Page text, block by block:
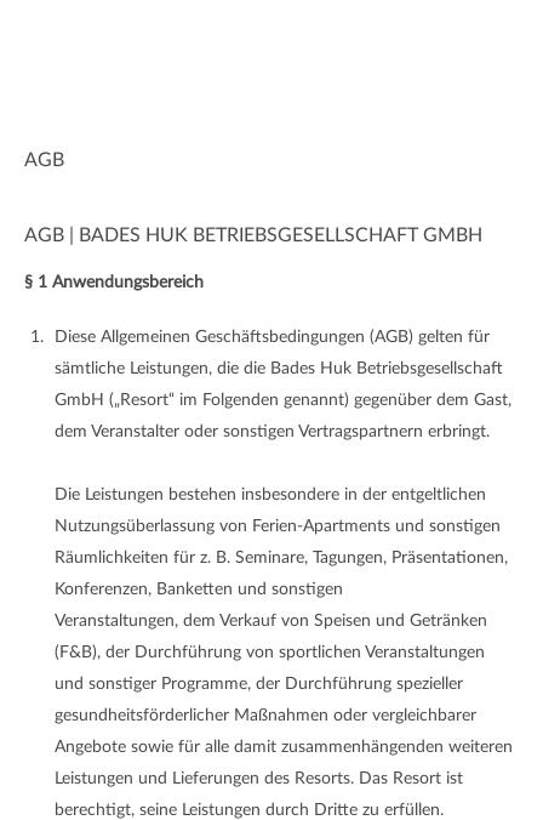
AGB
AGB | BADES HUK BETRIEBSGESELLSCHAFT GMBH
§ 1 Anwendungsbereich
Diese Allgemeinen Geschäftsbedingungen (AGB) gelten für
sämtliche Leistungen, die die Bades Huk Betriebsgesellschaft
GmbH („Resort“ im Folgenden genannt) gegenüber dem Gast,
dem Veranstalter oder sonstigen Vertragspartnern erbringt.
Die Leistungen bestehen insbesondere in der entgeltlichen
Nutzungsüberlassung von Ferien-Apartments und sonstigen
Räumlichkeiten für z. B. Seminare, Tagungen, Präsentationen,
Konferenzen, Banketten und sonstigen
Veranstaltungen, dem Verkauf von Speisen und Getränken
(F&B), der Durchführung von sportlichen Veranstaltungen
und sonstiger Programme, der Durchführung spezieller
gesundheitsförderlicher Maßnahmen oder vergleichbarer
Angebote sowie für alle damit zusammenhängenden weiteren
Leistungen und Lieferungen des Resorts. Das Resort ist
berechtigt, seine Leistungen durch Dritte zu erfüllen.